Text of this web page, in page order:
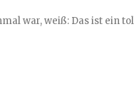
war, weiß: Das ist ein